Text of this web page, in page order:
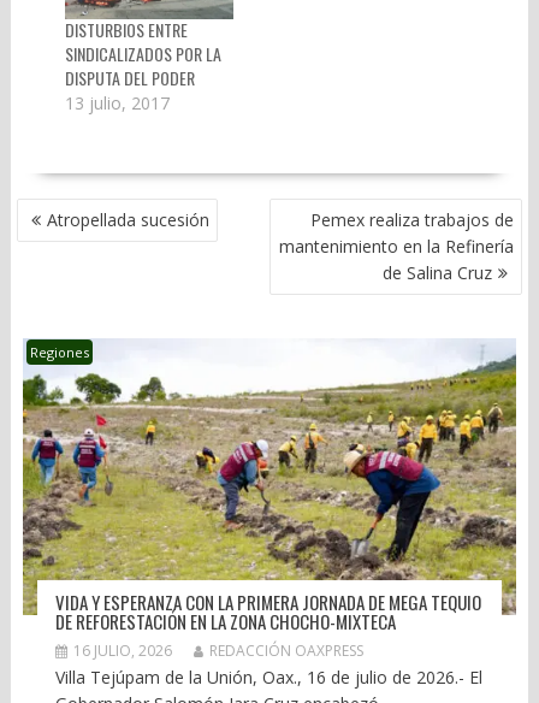
DISTURBIOS ENTRE
SINDICALIZADOS POR LA
DISPUTA DEL PODER
13 julio, 2017
NAVEGACIÓN
DE Atropellada sucesión
Pemex realiza trabajos de
mantenimiento en la Refinería
de Salina Cruz
Regiones
VIDA Y ESPERANZA CON LA PRIMERA JORNADA DE MEGA TEQUIO
DE REFORESTACIÓN EN LA ZONA CHOCHO-MIXTECA
16 JULIO, 2026 REDACCIÓN OAXPRESS
Villa Tejúpam de la Unión, Oax., 16 de julio de 2026.- El